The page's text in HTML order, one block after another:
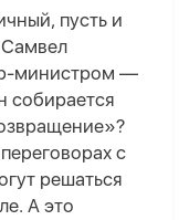
пусть и
министром —
собирается
с
решаться
А это